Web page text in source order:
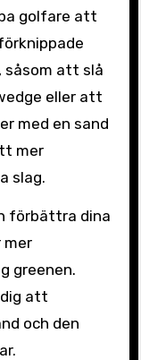
golfare att
såsom att slå
eller att
med en sand
mer
slag.
förbättra dina
mer
greenen.
att
och den